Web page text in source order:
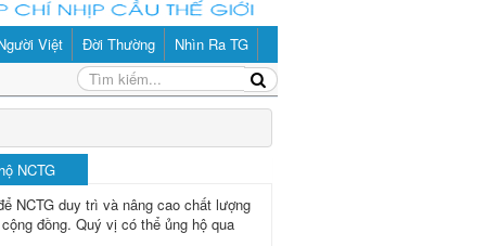
Việt Đời Thường Nhìn Ra TG
NCTG
NCTG duy trì và nâng cao chất lượng
đồng. Quý vị có thể ủng hộ qua